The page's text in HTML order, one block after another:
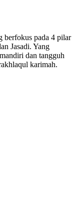
berfokus pada 4 pilar
Jasadi. Yang
dan tangguh
karimah.